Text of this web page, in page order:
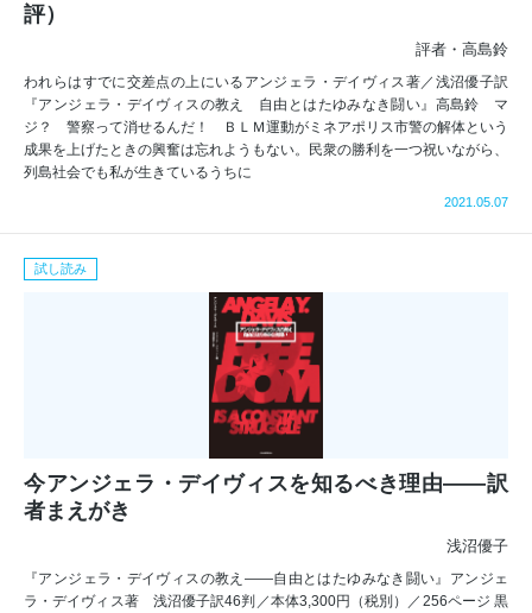
評）
評者・高島鈴
われらはすでに交差点の上にいるアンジェラ・デイヴィス著／浅沼優子訳
『アンジェラ・デイヴィスの教え 自由とはたゆみなき闘い』高島鈴 マ
ジ？ 警察って消せるんだ！ ＢＬＭ運動がミネアポリス市警の解体という
成果を上げたときの興奮は忘れようもない。民衆の勝利を一つ祝いながら、
列島社会でも私が生きているうちに
2021.05.07
試し読み
今アンジェラ・デイヴィスを知るべき理由――訳
者まえがき
浅沼優子
『アンジェラ・デイヴィスの教え――自由とはたゆみなき闘い』アンジェ
ラ・デイヴィス著 浅沼優子訳46判／本体3,300円（税別）／256ページ 黒